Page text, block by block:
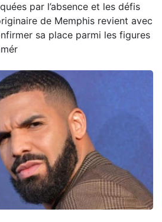
par l’absence et les défis
de Memphis revient avec
sa place parmi les figures